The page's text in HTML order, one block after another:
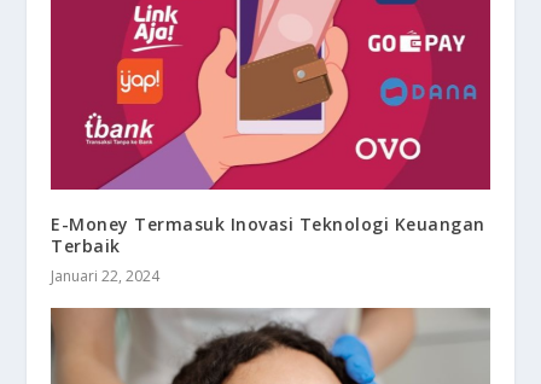
E-Money Termasuk Inovasi Teknologi Keuangan
Terbaik
Januari 22, 2024